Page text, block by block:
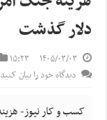
دلار گذشت
۱۴۰۵/۰۳/۰۳ ۱۵:۲۳
دیدگاه خود را بیان کنید